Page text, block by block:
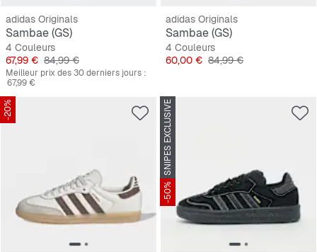
adidas Originals
Sambae (GS)
4 Couleurs
Prix
67,99 € Prix original
84,99 €
Meilleur prix des 30 derniers jours :
67,99 €
adidas Originals
Sambae (GS)
4 Couleurs
Prix
60,00 € Prix original
84,99 €
-20% SNIPES EXCLUSIVE
-50%